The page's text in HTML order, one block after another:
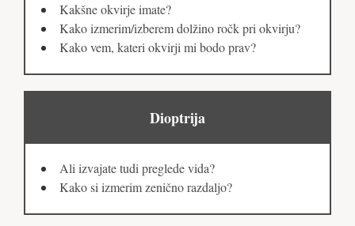
Kakšne okvirje imate?
Kako izmerim/izberem dolžino ročk pri okvirju?
Kako vem, kateri okvirji mi bodo prav?
Dioptrija
Ali izvajate tudi preglede vida?
Kako si izmerim zenično razdaljo?